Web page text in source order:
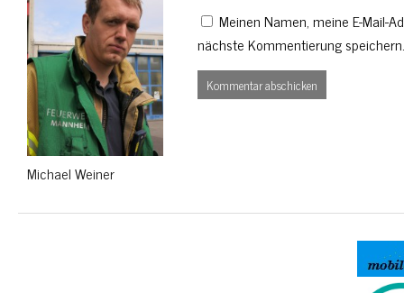
Michael Weiner
Meinen Namen, meine E-Mail-
nächste Kommentierung speichern.